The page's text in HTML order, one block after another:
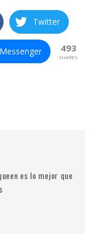
Twitter
Messenger 493
SHARES
es lo mejor que